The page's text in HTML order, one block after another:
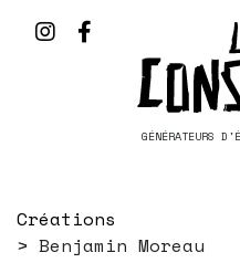
GÉNÉRATEURS
Créations
Benjamin Moreau